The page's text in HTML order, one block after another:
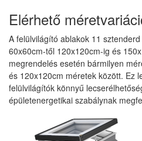
Elérhető
A felülvilágító ablakok 11
60x60cm-től 120x120cm-ig és
megrendelés esetén bármilyen
és 120x120cm méretek között. Ez
felülvilágítók könnyű
épületenergetikai szabálynak